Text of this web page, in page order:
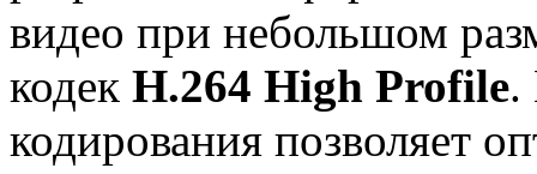
видео при небольшом
кодек Н.264 High Profile.
кодирования позволяет